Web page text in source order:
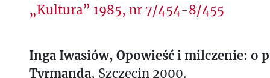
„Kultura” 1985, nr 7/454-8/455
Inga Iwasiów, Opowieść i milczenie: o
Tyrmanda, Szczecin 2000.